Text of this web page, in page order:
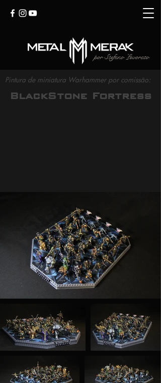
por Stefano Levorato
Pintura de miniatura Warhammer por comissão:
BlackStone Fortress